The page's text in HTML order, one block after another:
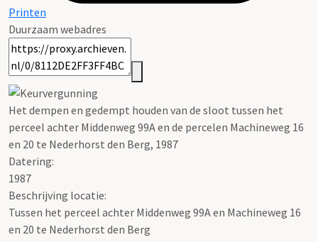
Printen
Duurzaam webadres
Het dempen en gedempt houden van de sloot tussen het
perceel achter Middenweg 99A en de percelen Machineweg 16
en 20 te Nederhorst den Berg, 1987
Datering:
1987
Beschrijving locatie:
Tussen het perceel achter Middenweg 99A en Machineweg 16
en 20 te Nederhorst den Berg